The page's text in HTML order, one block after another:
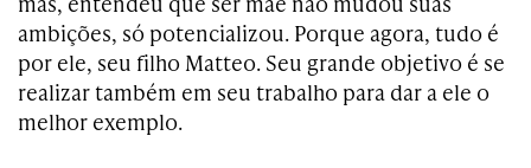
ambições, só potencializou. Porque agora, tudo é
por ele, seu filho Matteo. Seu grande objetivo é se
realizar também em seu trabalho para dar a ele o
melhor exemplo.